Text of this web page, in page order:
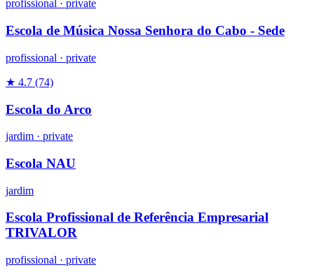
profissional · private
Escola de Música Nossa Senhora do Cabo - Sede
profissional · private
★ 4.7 (74)
Escola do Arco
jardim · private
Escola NAU
jardim
Escola Profissional de Referência Empresarial
TRIVALOR
profissional · private